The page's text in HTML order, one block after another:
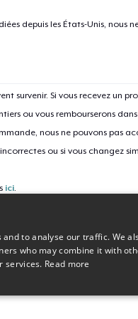
depuis les États-Unis, nous
survenir. Si vous recevez un
ou vous rembourserons
nous ne pouvons pas
ou si vous changez
ici.
Women's
Classic Long
to analyse our traffic. We
who may combine it with
services. Read more